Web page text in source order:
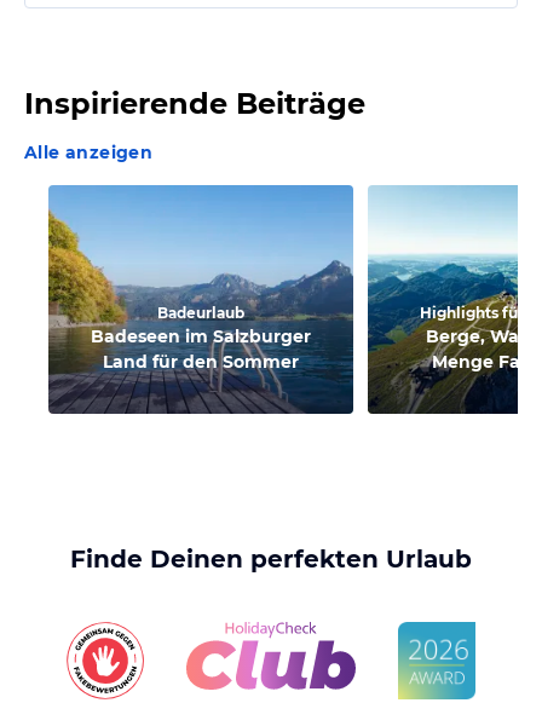
Inspirierende Beiträge
Alle anzeigen
Badeurlaub
Badeseen im Salzburger
Land für den Sommer
Highlights für
Berge,
Menge
Finde Deinen perfekten Urlaub